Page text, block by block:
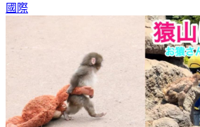
國際